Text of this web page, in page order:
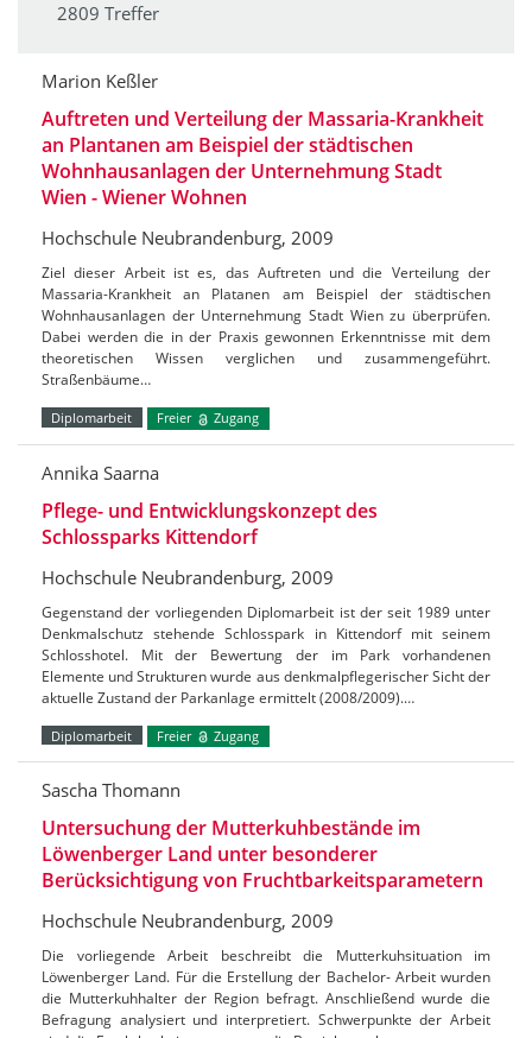
2809 Treffer
Marion Keßler
Auftreten und Verteilung der Massaria-Krankheit
an Plantanen am Beispiel der städtischen
Wohnhausanlagen der Unternehmung Stadt
Wien - Wiener Wohnen
Hochschule Neubrandenburg, 2009
Ziel dieser Arbeit ist es, das Auftreten und die Verteilung der
Massaria-Krankheit an Platanen am Beispiel der städtischen
Wohnhausanlagen der Unternehmung Stadt Wien zu überprüfen.
Dabei werden die in der Praxis gewonnen Erkenntnisse mit dem
theoretischen Wissen verglichen und zusammengeführt.
Straßenbäume…
Diplomarbeit Freier Zugang
Annika Saarna
Pflege- und Entwicklungskonzept des
Schlossparks Kittendorf
Hochschule Neubrandenburg, 2009
Gegenstand der vorliegenden Diplomarbeit ist der seit 1989 unter
Denkmalschutz stehende Schlosspark in Kittendorf mit seinem
Schlosshotel. Mit der Bewertung der im Park vorhandenen
Elemente und Strukturen wurde aus denkmalpflegerischer Sicht der
aktuelle Zustand der Parkanlage ermittelt (2008/2009).…
Diplomarbeit Freier Zugang
Sascha Thomann
Untersuchung der Mutterkuhbestände im
Löwenberger Land unter besonderer
Berücksichtigung von Fruchtbarkeitsparametern
Hochschule Neubrandenburg, 2009
Die vorliegende Arbeit beschreibt die Mutterkuhsituation im
Löwenberger Land. Für die Erstellung der Bachelor- Arbeit wurden
die Mutterkuhhalter der Region befragt. Anschließend wurde die
Befragung analysiert und interpretiert. Schwerpunkte der Arbeit